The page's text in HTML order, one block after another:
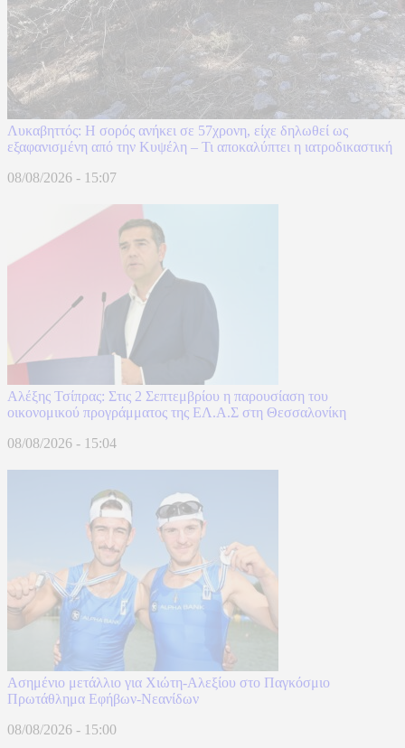
Λυκαβηττός: Η σορός ανήκει σε 57χρονη, είχε δηλωθεί ως
εξαφανισμένη από την Κυψέλη – Τι αποκαλύπτει η ιατροδικαστική
08/08/2026 - 15:07
Αλέξης Τσίπρας: Στις 2 Σεπτεμβρίου η παρουσίαση του
οικονομικού προγράμματος της ΕΛ.Α.Σ στη Θεσσαλονίκη
08/08/2026 - 15:04
Ασημένιο μετάλλιο για Χιώτη-Αλεξίου στο Παγκόσμιο
Πρωτάθλημα Εφήβων-Νεανίδων
08/08/2026 - 15:00